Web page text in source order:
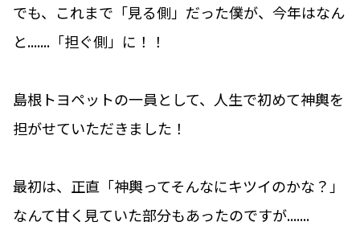
でも、これまで「見る側」だった僕が、今年はなん
と.......「担ぐ側」に！！
島根トヨペットの一員として、人生で初めて神輿を
担がせていただきました！
最初は、正直「神輿ってそんなにキツイのかな？」
なんて甘く見ていた部分もあったのですが.......